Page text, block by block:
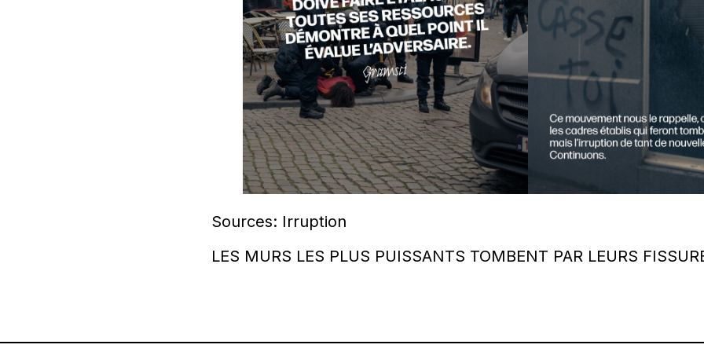
Sources: Irruption
LES MURS LES PLUS PUISSANTS TOMBENT PAR LEURS